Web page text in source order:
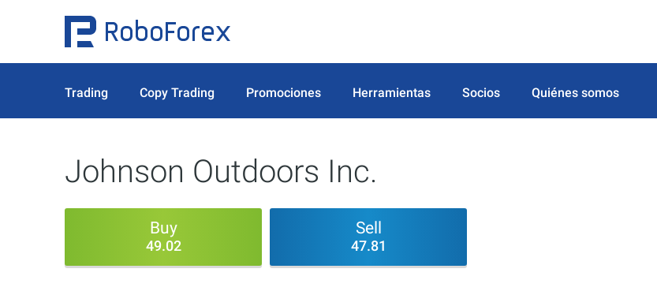
Trading Copy Trading Promociones Herramientas Socios Quiénes somos
Johnson Outdoors Inc.
Buy
49.02
Sell
47.81